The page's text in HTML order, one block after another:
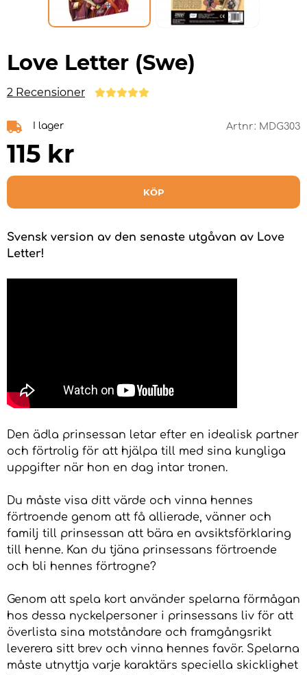
Love Letter (Swe)
2 Recensioner
I lager Artnr: MDG303
115 kr
KÖP
Svensk version av den senaste utgåvan av Love
Letter!
Den ädla prinsessan letar efter en idealisk partner
och förtrolig för att hjälpa till med sina kungliga
uppgifter när hon en dag intar tronen.
Du måste visa ditt värde och vinna hennes
förtroende genom att få allierade, vänner och
familj till prinsessan att bära en avsiktsförklaring
till henne. Kan du tjäna prinsessans förtroende
och bli hennes förtrogne?
Genom att spela kort använder spelarna förmågan
hos dessa nyckelpersoner i prinsessans liv för att
överlista sina motståndare och framgångsrikt
leverera sitt brev och vinna hennes favör. Spelarna
måste utnyttja varje karaktärs speciella skicklighet